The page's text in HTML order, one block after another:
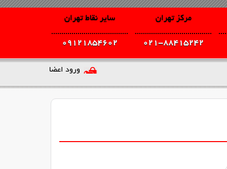
سایر نقاط تهران
09121854602
مرکز تهران
021-88415242
ورود اعضا